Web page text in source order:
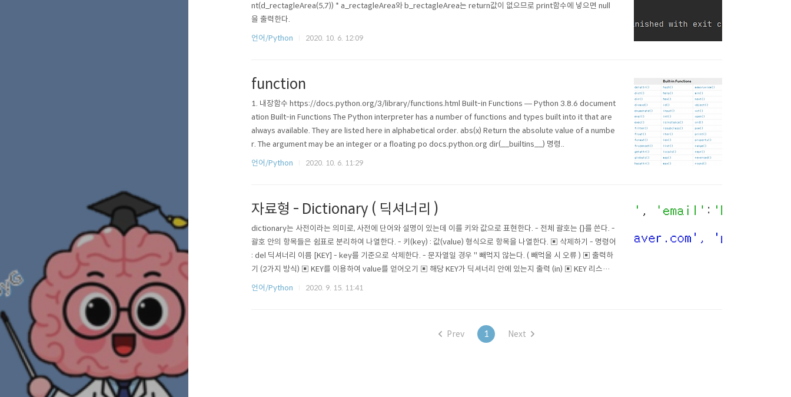
nt(d_rectagleArea(5,7)) * a_rectagleArea와 b_rectagleArea는 return값이 없으므로 print함수에 넣으면 null
을 출력한다.
언어/Python
2020. 10. 6. 12:09
function
1. 내장함수 https://docs.python.org/3/library/functions.html Built-in Functions — Python 3.8.6 document
ation Built-in Functions The Python interpreter has a number of functions and types built into it that are
always available. They are listed here in alphabetical order. abs(x) Return the absolute value of a numbe
r. The argument may be an integer or a floating po docs.python.org dir(__builtins__) 명령..
언어/Python
2020. 10. 6. 11:29
자료형 - Dictionary ( 딕셔너리 )
dictionary는 사전이라는 의미로, 사전에 단어와 설명이 있는데 이를 키와 값으로 표현한다. - 전체 괄호는 {}를 쓴다. -
괄호 안의 항목들은 쉼표로 분리하여 나열한다. - 키(key) : 값(value) 형식으로 항목을 나열한다. ▣ 삭제하기 - 명령어
: del 딕셔너리 이름 [KEY] - key를 기준으로 삭제한다. - 문자열일 경우 '' 빼먹지 않는다. ( 빼먹을 시 오류 ) ▣ 출력하
기 (2가지 방식) ▣ KEY를 이용하여 value를 얻어오기 ▣ 해당 KEY가 딕셔너리 안에 있는지 출력 (in) ▣ KEY 리스트
& Value 리스트 출력 ▣ KEY, Value 쌍으로 얻기 (items) ▣ KEY, Value 쌍으로 모두 지우기 (clear)
언어/Python 2020. 9. 15. 11:41
Prev 1 Next